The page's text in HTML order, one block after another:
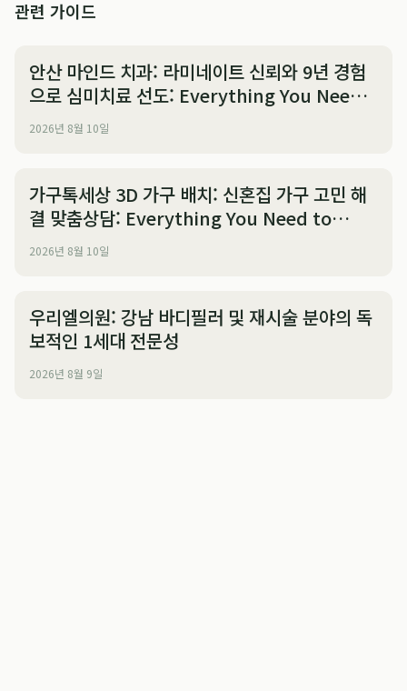
관련 가이드
안산 마인드 치과: 라미네이트 신뢰와 9년 경험
으로 심미치료 선도: Everything You Need
to Know
2026년 8월 10일
가구톡세상 3D 가구 배치: 신혼집 가구 고민 해
결 맞춤상담: Everything You Need to
Know
2026년 8월 10일
우리엘의원: 강남 바디필러 및 재시술 분야의 독
보적인 1세대 전문성
2026년 8월 9일